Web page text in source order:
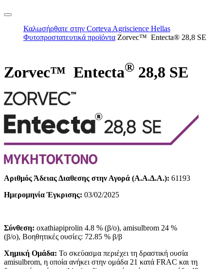
Καλωσήρθατε στην Corteva Agriscience Hellas
Φυτοπροστατευτικά προϊόντα Zorvec™ Entecta® 28,8 SE
Zorvec™ Entecta® 28,8 SE
Αριθμός Άδειας Διαθεσης στην Αγορά (Α.Α.Δ.Α.): 61193
Ημερομηνία Έγκρισης: 03/02/2025
Σύνθεση: oxathiapiprolin 4.8 % (β/o), amisulbrom 24 %
(β/o), Βοηθητικές ουσίες: 72.85 % β/β
Χημική Ομάδα: Το σκεύασμα περιέχει τη δραστική ουσία
amisulbrom, η οποία ανήκει στην ομάδα 21 κατά FRAC και τη